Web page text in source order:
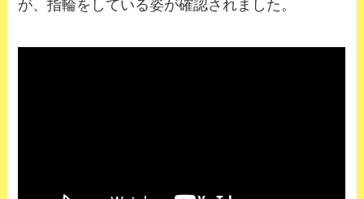
が、指輪をしている姿が確認されました。